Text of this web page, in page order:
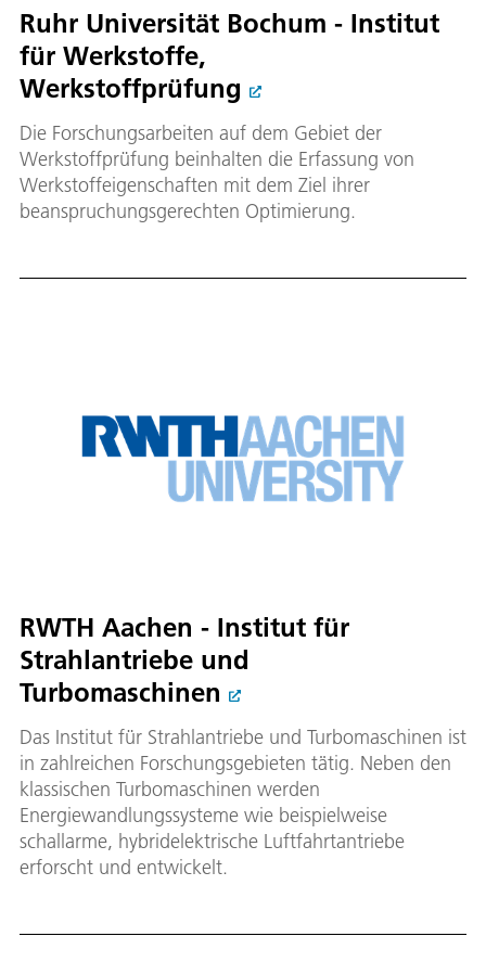
Ruhr Universität Bochum - Institut
für Werkstoffe,
Werkstoffprüfung
Die Forschungsarbeiten auf dem Gebiet der
Werkstoffprüfung beinhalten die Erfassung von
Werkstoffeigenschaften mit dem Ziel ihrer
beanspruchungsgerechten Optimierung.
RWTH Aachen - Institut für
Strahlantriebe und
Turbomaschinen
Das Institut für Strahlantriebe und Turbomaschinen ist
in zahlreichen Forschungsgebieten tätig. Neben den
klassischen Turbomaschinen werden
Energiewandlungssysteme wie beispielweise
schallarme, hybridelektrische Luftfahrtantriebe
erforscht und entwickelt.